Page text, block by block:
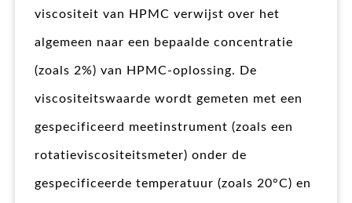
viscositeit van HPMC verwijst over het
algemeen naar een bepaalde concentratie
(zoals 2%) van HPMC-oplossing. De
viscositeitswaarde wordt gemeten met een
gespecificeerd meetinstrument (zoals een
rotatieviscositeitsmeter) onder de
gespecificeerde temperatuur (zoals 20°C) en